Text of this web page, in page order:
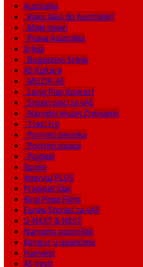
Australija
Kako lako do Australije?
Male stvari
Prava Australija
Srbija
Bogatstvo Srbije
AS Kultura
MUZIK-AS
Long Play Koncert
Srpski pisci za vAS
Narodni muzej Zrenjanin
Treći trg
Portreti pesnika
Portreti pisaca
Pogledi
Spone
Intervju PLUS
Projekat Glac
King Pepe Films
Euraw Stories za vAS
U-NEXT & NEST
Narodno pozorište
Kengur u opancima
Humano
AS Vesti